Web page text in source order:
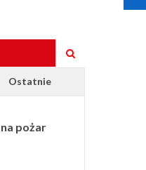
Ostatnie
pożar